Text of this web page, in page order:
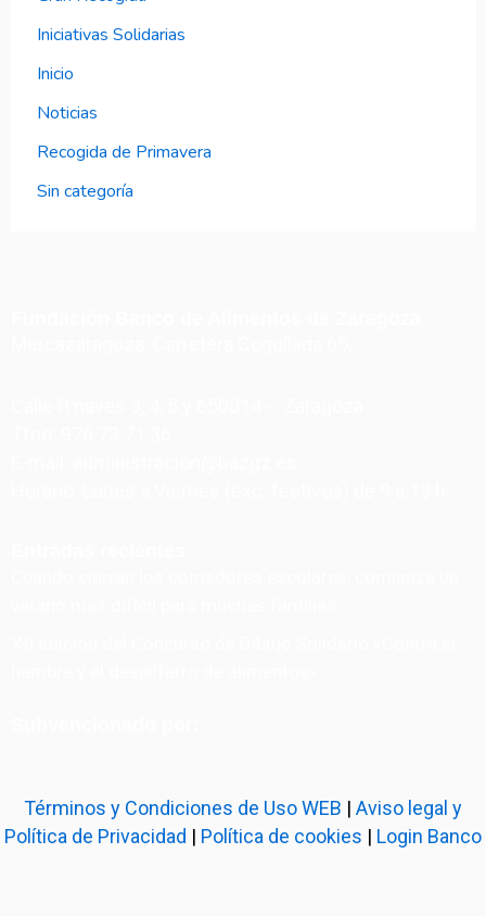
Iniciativas Solidarias
Inicio
Noticias
Recogida de Primavera
Sin categoría
Términos y Condiciones de Uso WEB | Aviso legal y
Política de Privacidad | Política de cookies | Login Banco